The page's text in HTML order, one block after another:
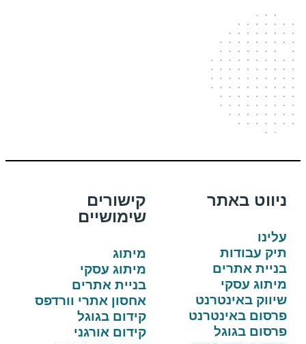
ניווט באתר
עלינו
תיק עבודות
בניית אתרים
מיתוג עסקי
שיווק באינטרנט
פרסום באינטרנט
פרסום בגוגל
קישורים
שימושיים
מיתוג
מיתוג עסקי
בניית אתרים
אחסון אתרי וורדפס
קידום בגוגל
קידום אורגני